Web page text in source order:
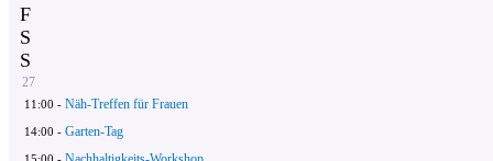
F
S
S
27
11:00 - Näh-Treffen für Frauen
14:00 - Garten-Tag